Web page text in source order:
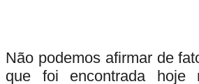
Não podemos afirmar de
que foi encontrada hoje